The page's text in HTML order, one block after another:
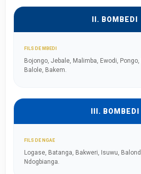
II. BOMBEDI
FILS DE MBEDI
Bojongo, Jebale, Malimba, Ewodi,
Balole, Bakem.
III. BOMBEDI
FILS DE NGAE
Logase, Batanga, Bakweri, Isuwu,
Ndogbianga.